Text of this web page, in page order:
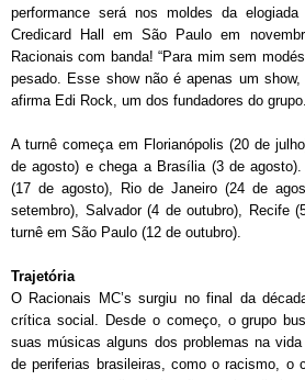
performance será nos moldes da
Credicard Hall em São Paulo em
Racionais com banda! “Para mim sem
pesado. Esse show não é apenas um
afirma Edi Rock, um dos fundadores do grupo.
A turnê começa em Florianópolis (20 de
de agosto) e chega a Brasília (3 de
(17 de agosto), Rio de Janeiro (24 de
setembro), Salvador (4 de outubro), Recife
turnê em São Paulo (12 de outubro).
Trajetória
O Racionais MC’s surgiu no final da
crítica social. Desde o começo, o grupo
suas músicas alguns dos problemas na
de periferias brasileiras, como o racismo, o